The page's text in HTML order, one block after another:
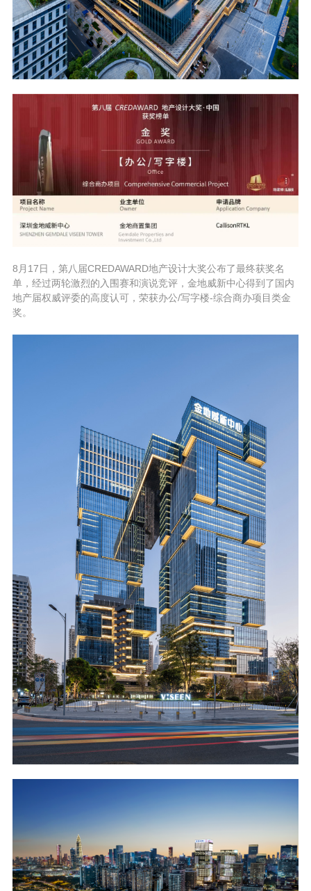
8月17日，第八届CREDAWARD地产设计大奖公布了最终获奖名
单，经过两轮激烈的入围赛和演说竞评，金地威新中心得到了国内
地产届权威评委的高度认可，荣获办公/写字楼-综合商办项目类金
奖。